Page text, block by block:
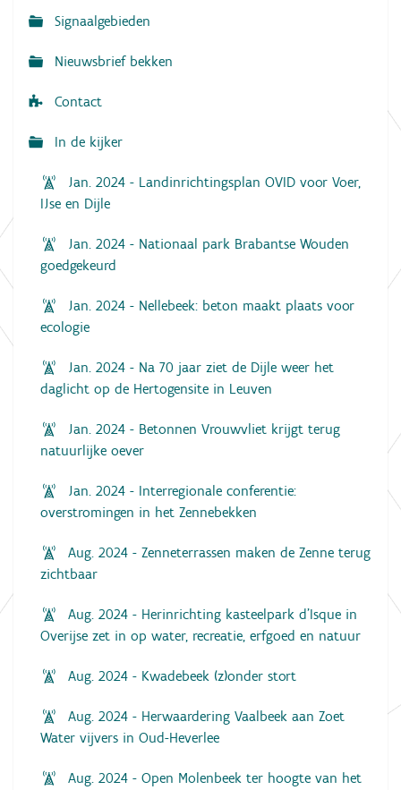
t
Signaalgebieden
Nieuwsbrief bekken
Contact
In de kijker
Jan. 2024 - Landinrichtingsplan OVID voor Voer,
IJse en Dijle
Jan. 2024 - Nationaal park Brabantse Wouden
goedgekeurd
Jan. 2024 - Nellebeek: beton maakt plaats voor
ecologie
Jan. 2024 - Na 70 jaar ziet de Dijle weer het
daglicht op de Hertogensite in Leuven
Jan. 2024 - Betonnen Vrouwvliet krijgt terug
natuurlijke oever
Jan. 2024 - Interregionale conferentie:
overstromingen in het Zennebekken
Aug. 2024 - Zenneterrassen maken de Zenne terug
zichtbaar
Aug. 2024 - Herinrichting kasteelpark d’Isque in
Overijse zet in op water, recreatie, erfgoed en natuur
Aug. 2024 - Kwadebeek (z)onder stort
Aug. 2024 - Herwaardering Vaalbeek aan Zoet
Water vijvers in Oud-Heverlee
Aug. 2024 - Open Molenbeek ter hoogte van het